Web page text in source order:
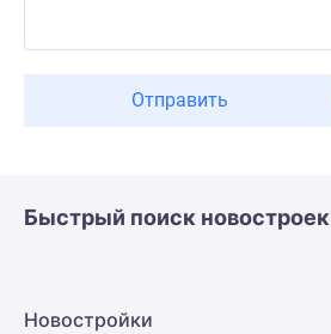
Отправить
Быстрый поиск новостроек
Новостройки